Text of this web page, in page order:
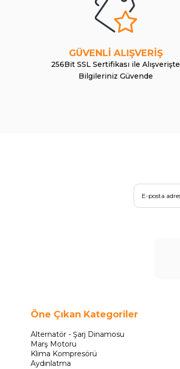
GÜVENLİ ALIŞVERİŞ
256Bit SSL Sertifikası ile Alışverişte
Bilgileriniz Güvende
Öne Çıkan Kategoriler
Alternatör - Şarj Dinamosu
Marş Motoru
Klima Kompresörü
Aydınlatma